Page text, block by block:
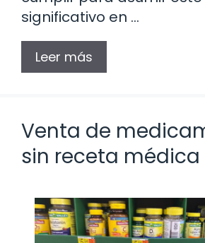
significativo en …
Leer más
Venta de
sin receta médica